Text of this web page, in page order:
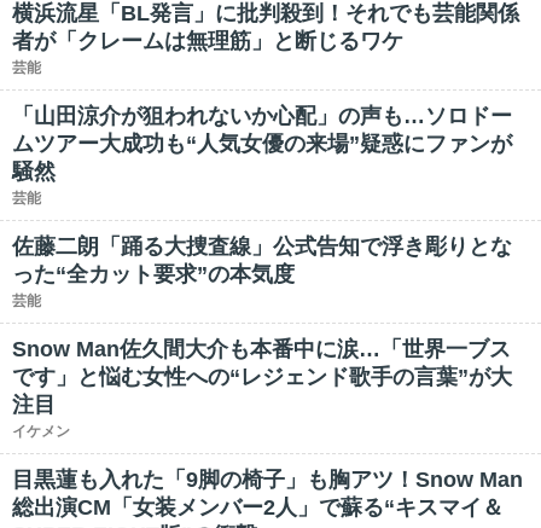
横浜流星「BL発言」に批判殺到！それでも芸能関係
者が「クレームは無理筋」と断じるワケ
芸能
「山田涼介が狙われないか心配」の声も…ソロドー
ムツアー大成功も“人気女優の来場”疑惑にファンが
騒然
芸能
佐藤二朗「踊る大捜査線」公式告知で浮き彫りとな
った“全カット要求”の本気度
芸能
Snow Man佐久間大介も本番中に涙…「世界一ブス
です」と悩む女性への“レジェンド歌手の言葉”が大
注目
イケメン
目黒蓮も入れた「9脚の椅子」も胸アツ！Snow Man
総出演CM「女装メンバー2人」で蘇る“キスマイ＆